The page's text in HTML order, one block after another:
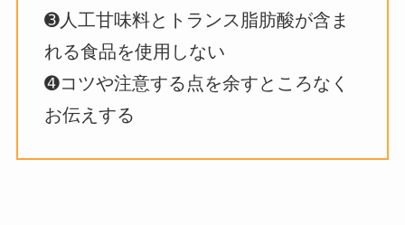
➌人工甘味料とトランス脂肪酸が含ま
れる食品を使用しない
➍コツや注意する点を余すところなく
お伝えする